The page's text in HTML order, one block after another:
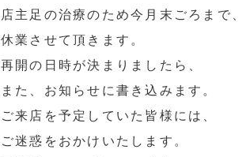
店主足の治療のため今月末ごろまで、
休業させて頂きます。
再開の日時が決まりましたら、
また、お知らせに書き込みます。
ご来店を予定していた皆様には、
ご迷惑をおかけいたします。